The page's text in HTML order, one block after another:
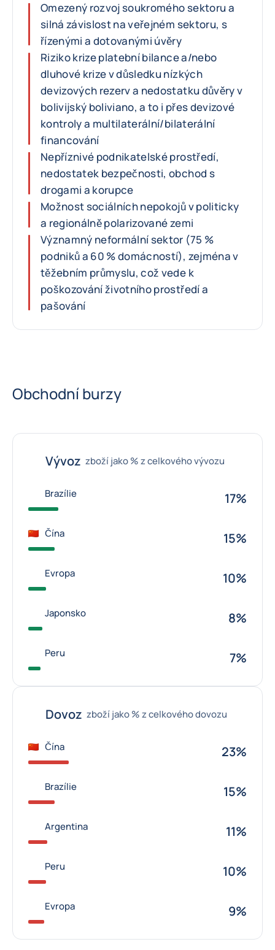
Omezený rozvoj soukromého sektoru a
silná závislost na veřejném sektoru, s
řízenými a dotovanými úvěry
Riziko krize platební bilance a/nebo
dluhové krize v důsledku nízkých
devizových rezerv a nedostatku důvěry v
bolivijský boliviano, a to i přes devizové
kontroly a multilaterální/bilaterální
financování
Nepříznivé podnikatelské prostředí,
nedostatek bezpečnosti, obchod s
drogami a korupce
Možnost sociálních nepokojů v politicky
a regionálně polarizované zemi
Významný neformální sektor (75 %
podniků a 60 % domácností), zejména v
těžebním průmyslu, což vede k
poškozování životního prostředí a
pašování
Obchodní burzy
Vývoz zboží jako % z celkového vývozu
Brazílie 17%
Čína 15%
Evropa 10%
Japonsko 8%
Peru 7%
Dovoz zboží jako % z celkového dovozu
Čína 23%
Brazílie 15%
Argentina 11%
Peru 10%
Evropa 9%